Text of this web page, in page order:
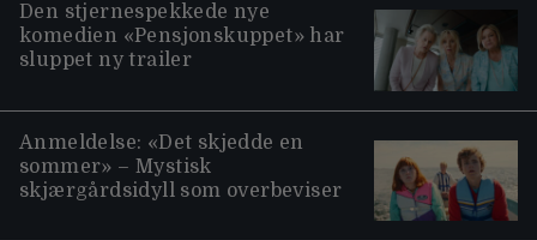
Den stjernespekkede nye
komedien «Pensjonskuppet» har
sluppet ny trailer
Anmeldelse: «Det skjedde en
sommer» – Mystisk
skjærgårdsidyll som overbeviser